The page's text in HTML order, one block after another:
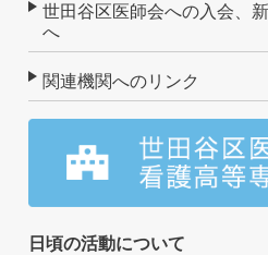
世田谷区医師会への入会、
へ
関連機関へのリンク
日頃の活動について